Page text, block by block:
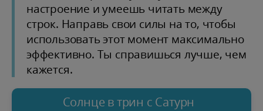
настроение и умеешь читать между
строк. Направь свои силы на то, чтобы
использовать этот момент максимально
эффективно. Ты справишься лучше, чем
кажется.
Солнце в трин с Сатурн